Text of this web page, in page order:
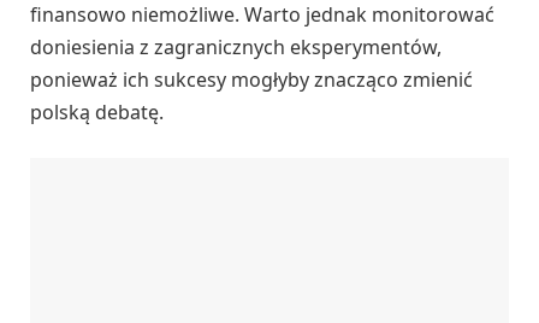
finansowo niemożliwe. Warto jednak monitorować
doniesienia z zagranicznych eksperymentów,
ponieważ ich sukcesy mogłyby znacząco zmienić
polską debatę.